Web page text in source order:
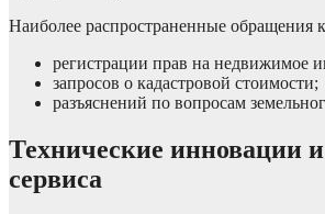
Наиболее распространенные обращения
регистрации прав на недвижимое
запросов о кадастровой стоимости;
разъяснений по вопросам
Технические инновации
сервиса